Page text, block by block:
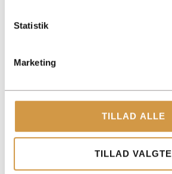
Statistik
Marketing
TILLAD ALLE
TILLAD VALGTE
SERVICES